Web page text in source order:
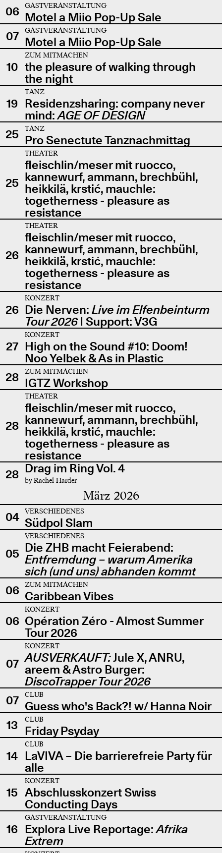
06
GASTVERANSTALTUNG
Motel a Miio Pop-Up Sale
07
GASTVERANSTALTUNG
Motel a Miio Pop-Up Sale
10
ZUM MITMACHEN
the pleasure of walking through
the night
19
TANZ
Residenzsharing: company never
mind:AGE OF DESIGN
25
TANZ
Pro Senectute Tanznachmittag
25
THEATER
fleischlin/meser mit ruocco,
kannewurf, ammann, brechbühl,
heikkilä, krstić, mauchle:
togetherness - pleasure as
resistance
26
THEATER
fleischlin/meser mit ruocco,
kannewurf, ammann, brechbühl,
heikkilä, krstić, mauchle:
togetherness - pleasure as
resistance
26
KONZERT
Die Nerven: Live im Elfenbeinturm
Tour 2026| Support: V3G
27
KONZERT
High on the Sound #10: Doom!
Noo Yelbek & As in Plastic
28
ZUM MITMACHEN
IGTZ Workshop
28
THEATER
fleischlin/meser mit ruocco,
kannewurf, ammann, brechbühl,
heikkilä, krstić, mauchle:
togetherness - pleasure as
resistance
28 Drag im Ring Vol. 4
by Rachel Harder
März 2026
04 VERSCHIEDENES
Südpol Slam
05
VERSCHIEDENES
Die ZHB macht Feierabend:
Entfremdung – warum Amerika
sich (und uns) abhanden kommt
06
ZUM MITMACHEN
Caribbean Vibes
06
KONZERT
Opération Zéro - Almost Summer
Tour 2026
07
KONZERT
AUSVERKAUFT:Jule X, ANRU,
areem & Astro Burger:
DiscoTrapper Tour 2026
07
CLUB
Guess who's Back?! w/ Hanna Noir
13
CLUB
Friday Psyday
14
CLUB
LaVIVA – Die barrierefreie Party für
alle
15
KONZERT
Abschlusskonzert Swiss
Conducting Days
16
GASTVERANSTALTUNG
Explora Live Reportage:Afrika
Extrem